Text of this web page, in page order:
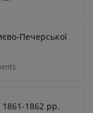
Печерської
1862 рр.